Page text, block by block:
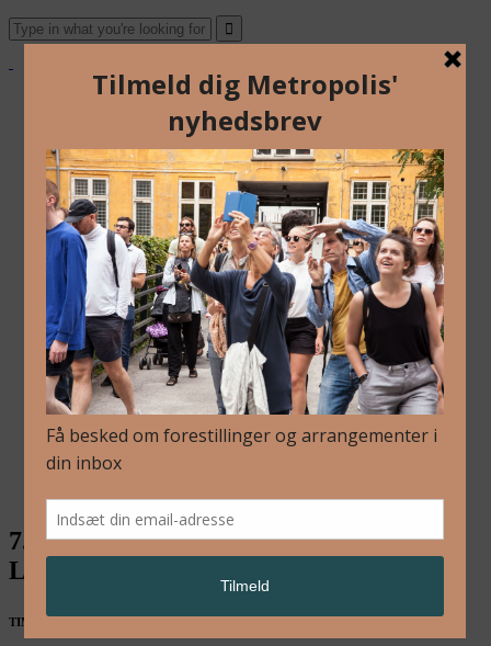
Blog
Arkiv
Nyhedsbrev
Kalender
Kontakt
Dansk
Om Os
Blog
Arkiv
Nyhedsbrev
Kalender
Dansk
7. juli: Scott William Raby / Walking
Landscapes Aalborg
TIME: 7. juli 10-22